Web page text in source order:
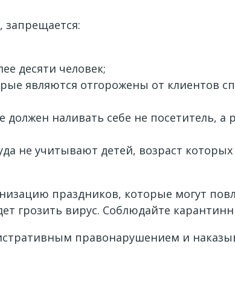
запрещается:
десяти человек;
являются отгорожены от клиентов
наливать себе не посетитель, а
не учитывают детей, возраст которых
праздников, которые могут
грозить вирус. Соблюдайте
правонарушением и